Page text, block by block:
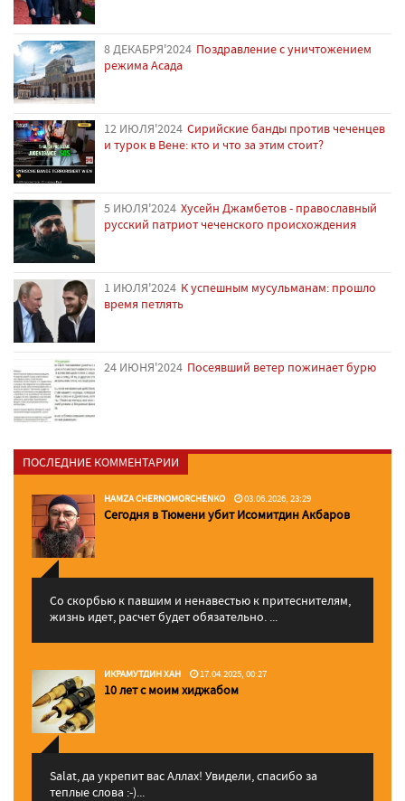
8 ДЕКАБРЯ'2024 Поздравление с уничтожением
режима Асада
12 ИЮЛЯ'2024 Сирийские банды против чеченцев
и турок в Вене: кто и что за этим стоит?
5 ИЮЛЯ'2024 Хусейн Джамбетов - православный
русский патриот чеченского происхождения
1 ИЮЛЯ'2024 К успешным мусульманам: прошло
время петлять
24 ИЮНЯ'2024 Посеявший ветер пожинает бурю
ПОСЛЕДНИЕ КОММЕНТАРИИ
HAMZA CHERNOMORCHENKO 03.06.2026, 23:29
Сегодня в Тюмени убит Исомитдин Акбаров
Со скорбью к павшим и ненавестью к притеснителям,
жизнь идет, расчет будет обязательно. ...
ИКРАМУТДИН ХАН 17.04.2025, 00:27
10 лет с моим хиджабом
Salat, да укрепит вас Аллаx! Увидели, спасибо за
теплые слова :-)...